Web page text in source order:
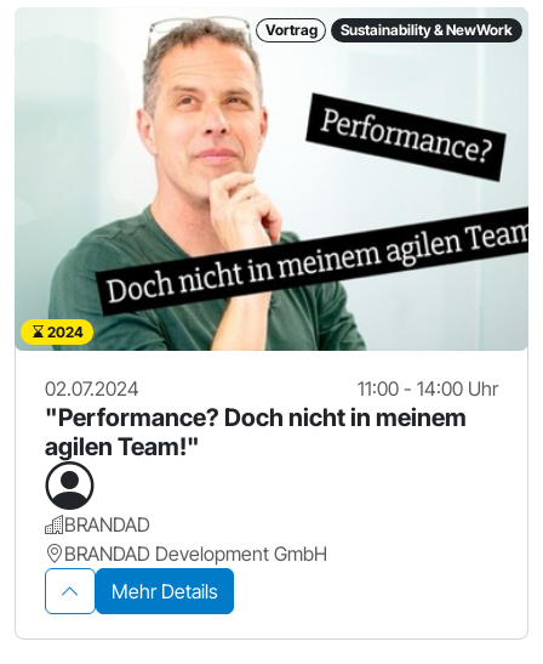
Vortrag Sustainability & NewWork
2024
02.07.2024 11:00 - 14:00 Uhr
"Performance? Doch nicht in meinem
agilen Team!"
BRANDAD
BRANDAD Development GmbH
Mehr Details